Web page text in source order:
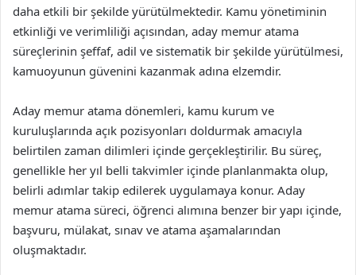
daha etkili bir şekilde yürütülmektedir. Kamu yönetiminin
etkinliği ve verimliliği açısından, aday memur atama
süreçlerinin şeffaf, adil ve sistematik bir şekilde yürütülmesi,
kamuoyunun güvenini kazanmak adına elzemdir.
Aday memur atama dönemleri, kamu kurum ve
kuruluşlarında açık pozisyonları doldurmak amacıyla
belirtilen zaman dilimleri içinde gerçekleştirilir. Bu süreç,
genellikle her yıl belli takvimler içinde planlanmakta olup,
belirli adımlar takip edilerek uygulamaya konur. Aday
memur atama süreci, öğrenci alımına benzer bir yapı içinde,
başvuru, mülakat, sınav ve atama aşamalarından
oluşmaktadır.